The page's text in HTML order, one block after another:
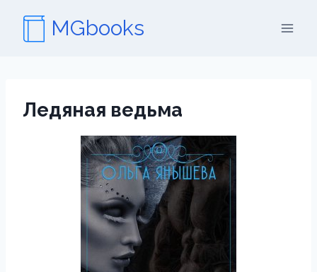
содержимому
MGbooks
Ледяная ведьма